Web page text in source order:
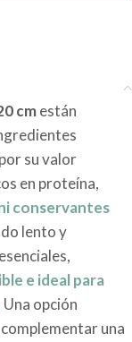
cmestán
su valor
en proteína,
conservantes
lento y
e ideal para
Una opción
una